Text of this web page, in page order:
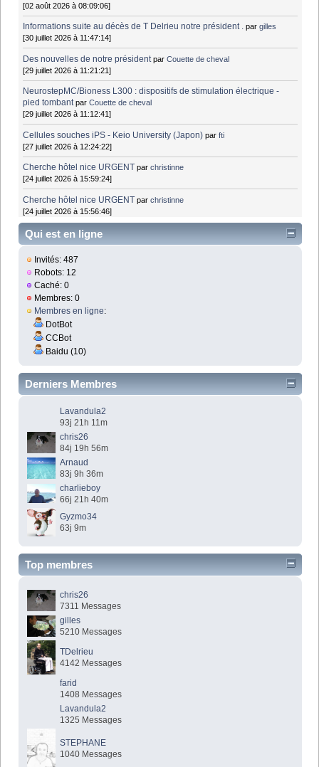
[02 août 2026 à 08:09:06]
Informations suite au décès de T Delrieu notre président . pargilles
[30 juillet 2026 à 11:47:14]
Des nouvelles de notre président parCouette de cheval
[29 juillet 2026 à 11:21:21]
NeurostepMC/Bioness L300 : dispositifs de stimulation électrique -
pied tombant parCouette de cheval
[29 juillet 2026 à 11:12:41]
Cellules souches iPS - Keio University (Japon) parfti
[27 juillet 2026 à 12:24:22]
Cherche hôtel nice URGENT parchristinne
[24 juillet 2026 à 15:59:24]
Cherche hôtel nice URGENT parchristinne
[24 juillet 2026 à 15:56:46]
Qui est en ligne
Invités: 487
Robots: 12
Caché: 0
Membres: 0
Membres en ligne:
DotBot
CCBot
Baidu (10)
Derniers Membres
Lavandula2
93j 21h 11m
chris26
84j 19h 56m
Arnaud
83j 9h 36m
charlieboy
66j 21h 40m
Gyzmo34
63j 9m
Top membres
chris26
7311 Messages
gilles
5210 Messages
TDelrieu
4142 Messages
farid
1408 Messages
Lavandula2
1325 Messages
STEPHANE
1040 Messages